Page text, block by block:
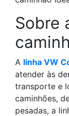
Sobre
A linha VW
atender às
transporte e
caminhões,
pesadas, a